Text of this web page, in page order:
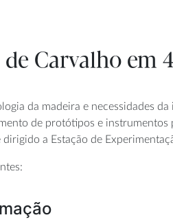
Carvalho em
da madeira e necessidades
de protótipos e
a Estação de